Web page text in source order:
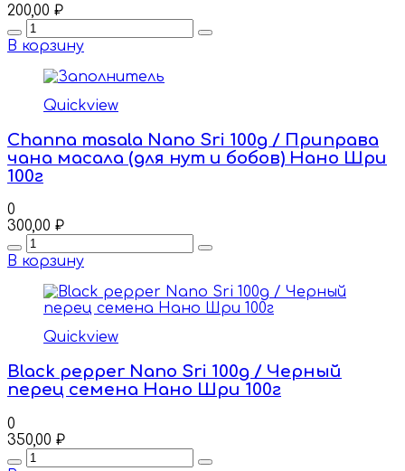
200,00 ₽
Quantity
В корзину
Quickview
Channa masala Nano Sri 100g / Приправа
чана масала (для нут и бобов) Нано Шри
100г
0
300,00 ₽
Quantity
В корзину
Quickview
Black pepper Nano Sri 100g / Черный
перец семена Нано Шри 100г
0
350,00 ₽
Quantity